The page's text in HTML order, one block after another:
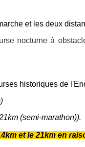
et les deux
nocturne à
historiques de
(semi-marathon)).
et le 21km en